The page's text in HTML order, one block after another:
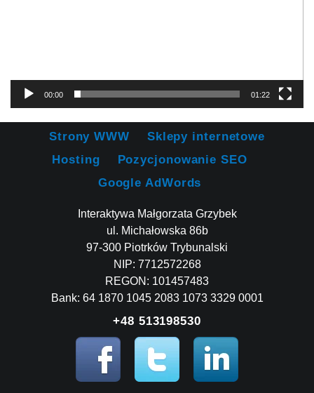
00:00 01:22
Strony WWW
Sklepy internetowe
Hosting
Pozycjonowanie SEO
Google AdWords
Interaktywa Małgorzata Grzybek
ul. Michałowska 86b
97-300 Piotrków Trybunalski
NIP: 7712572268
REGON: 101457483
Bank: 64 1870 1045 2083 1073 3329 0001
+48 513198530